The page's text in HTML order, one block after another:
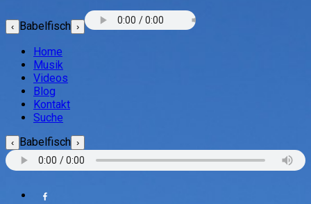
‹ Babelfisch ›
Home
Musik
Videos
Blog
Kontakt
Suche
‹ Babelfisch ›